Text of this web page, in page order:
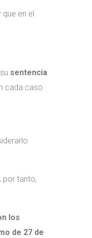
que en el
sentencia
cada caso
por tanto,
los
de 27 de